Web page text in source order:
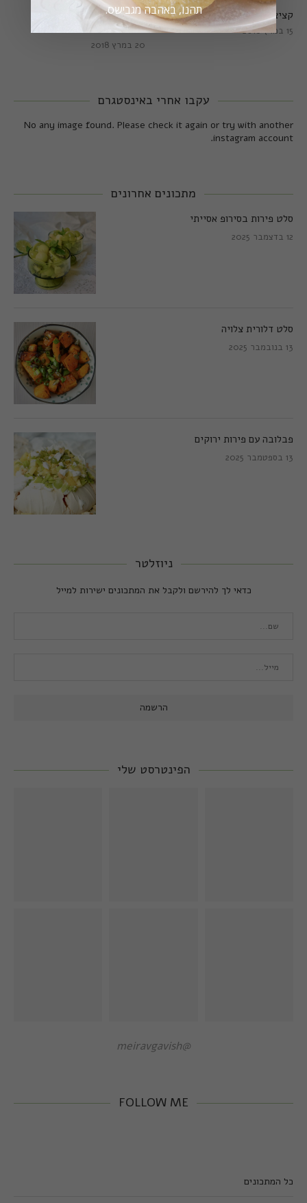
קציצות כרישה טבעוניות
מושלמות
20 במרץ 2018
קציצות כרישה מושלמות
15 במרץ 2018
עקבו אחרי באינסטגרם
No any image found. Please check it again or try with another
instagram account.
מתכונים אחרונים
סלט פירות בסירופ אסייתי
12 בדצמבר 2025
סלט דלורית צלויה
13 בנובמבר 2025
פבלובה עם פירות ירוקים
13 בספטמבר 2025
ניוזלטר
כדאי לך להירשם ולקבל את המתכונים ישירות למייל
הפינטרסט שלי
@meiravgavish
FOLLOW ME
כל המתכונים
תהנו, באהבה מגבישס.